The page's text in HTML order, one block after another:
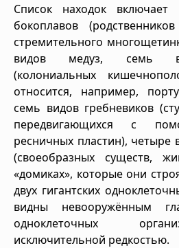
Список находок
бокоплавов
стремительного
видов медуз, семь
(колониальных
относится, например,
семь видов гребневиков
передвигающихся с
ресничных пластин), четыре
(своеобразных существ,
«домиках», которые они
двух гигантских
видны невооружённым
одноклеточных
исключительной редкостью.